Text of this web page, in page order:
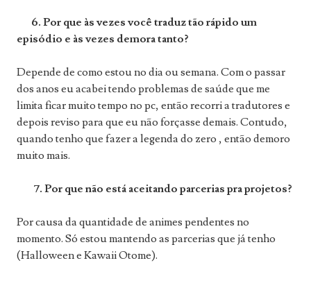
6. Por que às vezes você traduz tão rápido um
episódio e às vezes demora tanto?
Depende de como estou no dia ou semana. Com o passar
dos anos eu acabei tendo problemas de saúde que me
limita ficar muito tempo no pc, então recorri a tradutores e
depois reviso para que eu não forçasse demais. Contudo,
quando tenho que fazer a legenda do zero , então demoro
muito mais.
7. Por que não está aceitando parcerias pra projetos?
Por causa da quantidade de animes pendentes no
momento. Só estou mantendo as parcerias que já tenho
(Halloween e Kawaii Otome).